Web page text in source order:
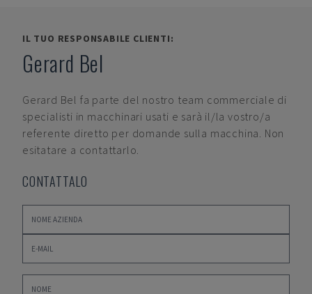
IL TUO RESPONSABILE CLIENTI:
Gerard Bel
Gerard Bel fa parte del nostro team commerciale di
specialisti in macchinari usati e sarà il/la vostro/a
referente diretto per domande sulla macchina. Non
esitatare a contattarlo.
CONTATTALO